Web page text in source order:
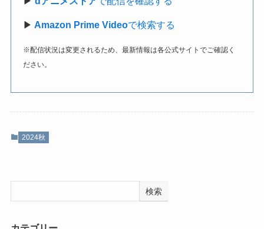
▶ Amazon Prime Videoで検索する
※配信状況は変更されるため、最新情報は各公式サイトでご確認く
ださい。
2024秋
検索